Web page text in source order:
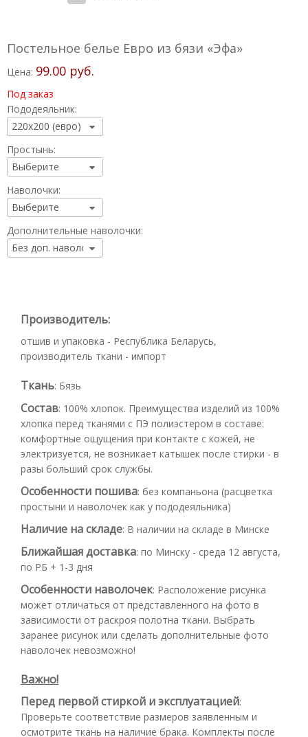
Постельное белье Евро из бязи «Эфа»
Цена: 99.00 руб.
Под заказ
Пододеяльник:
Простынь:
Наволочки:
Дополнительные наволочки:
Производитель:
отшив и упаковка - Республика Беларусь,
производитель ткани - импорт
Ткань: Бязь
Состав: 100% хлопок. Преимущества изделий из 100%
хлопка перед тканями с ПЭ полиэстером в составе:
комфортные ощущения при контакте с кожей, не
электризуется, не возникает катышек после стирки - в
разы больший срок службы.
Особенности пошива: без компаньона (расцветка
простыни и наволочек как у пододеяльника)
Наличие на складе: В наличии на складе в Минске
Ближайшая доставка: по Минску - среда 12 августа,
по РБ + 1-3 дня
Особенности наволочек: Расположение рисунка
может отличаться от представленного на фото в
зависимости от раскроя полотна ткани. Выбрать
заранее рисунок или сделать дополнительные фото
наволочек невозможно!
Важно!
Перед первой стиркой и эксплуатацией:
Проверьте соответствие размеров заявленным и
осмотрите ткань на наличие брака. Комплекты после